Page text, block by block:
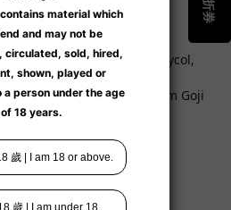
Glycerin, Propylene Glycol,
Barbadensis Leaf Extract,
Extract, Lycium Barbarum Goji
Leaf Extract.
details